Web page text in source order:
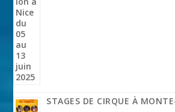
STAGES DE CIRQUE À